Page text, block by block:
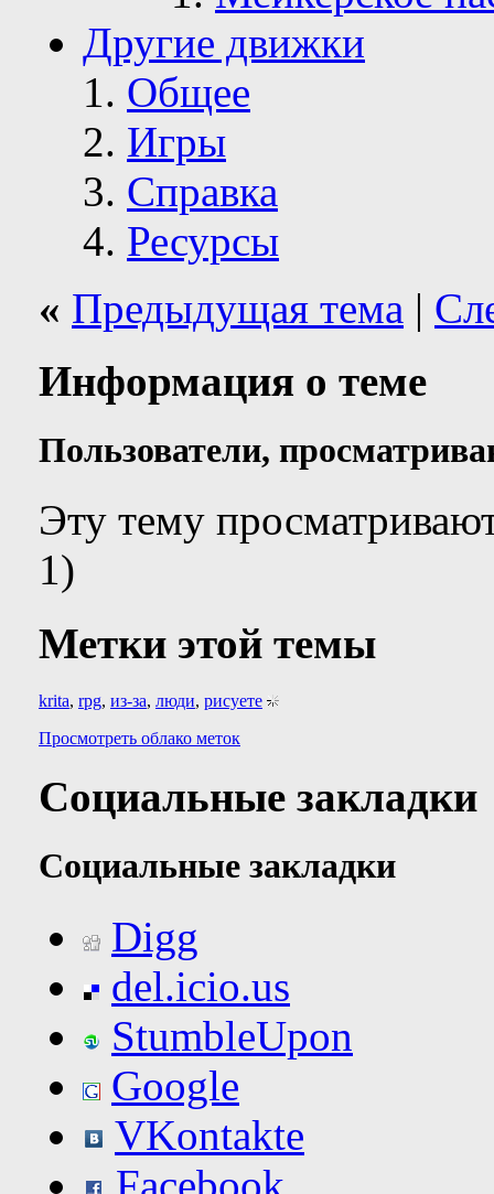
Другие движки
Общее
Игры
Справка
Ресурсы
« Предыдущая тема |
Информация о теме
Пользователи,
Эту тему
1)
Метки этой темы
krita, rpg, из-за, люди, рисуете
Просмотреть облако меток
Социальные закладки
Социальные закладки
Digg
del.icio.us
StumbleUpon
Google
VKontakte
Facebook